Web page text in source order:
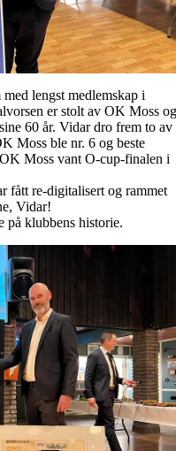
lengst medlemskap i
er stolt av OK Moss og
60 år. Vidar dro frem to av
Moss ble nr. 6 og beste
Moss vant O-cup-finalen i
fått re-digitalisert og rammet
Vidar!
på klubbens historie.